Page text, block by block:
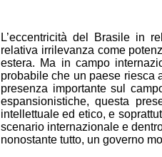
L’eccentricità del Brasile in
relativa irrilevanza come
estera. Ma in campo
probabile che un paese riesca
presenza importante sul
espansionistiche, questa
intellettuale ed etico, e
scenario internazionale e
nonostante tutto, un governo